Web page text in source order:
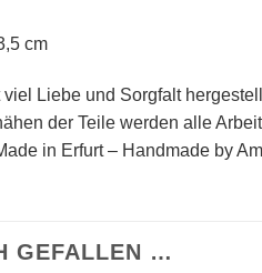
cm
Liebe und Sorgfalt
der Teile werden alle
in Erfurt – Handmade by
GEFALLEN …